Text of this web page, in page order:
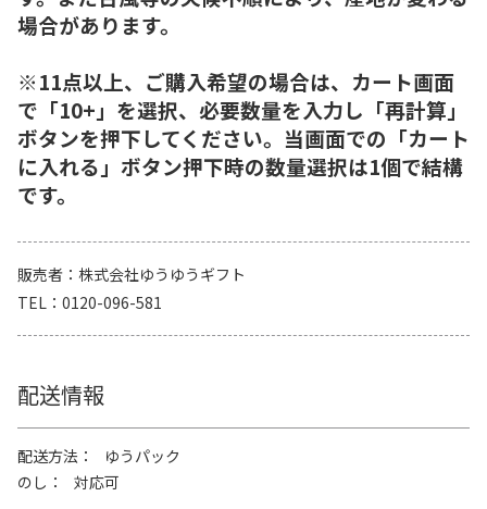
場合があります。
※11点以上、ご購入希望の場合は、カート画面
で「10+」を選択、必要数量を入力し「再計算」
ボタンを押下してください。当画面での「カート
に入れる」ボタン押下時の数量選択は1個で結構
です。
販売者
株式会社ゆうゆうギフト
TEL
0120-096-581
配送情報
配送方法
ゆうパック
のし
対応可